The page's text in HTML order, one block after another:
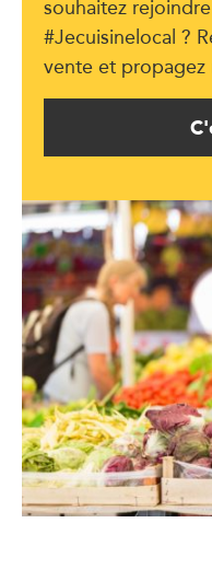
souhaitez
#Jecuisinelocal ?
vente et propagez